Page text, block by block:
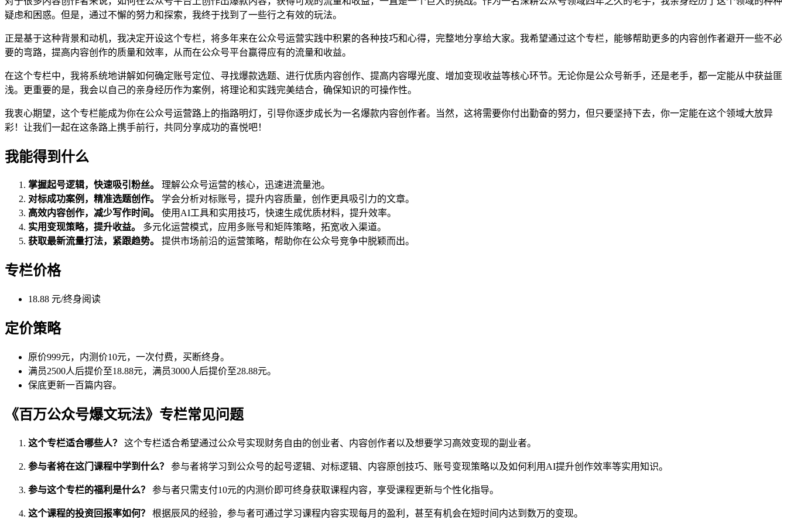
疑虑和困惑。但是，通过不懈的努力和探索，我终于找到了一些行之有效的玩法。
正是基于这种背景和动机，我决定开设这个专栏，将多年来在公众号运营实践中积累的各种技巧和心得，完整地分享给大家。我希望通过这个专栏，能够帮助更多的内容创作者避开一些不必
要的弯路，提高内容创作的质量和效率，从而在公众号平台赢得应有的流量和收益。
在这个专栏中，我将系统地讲解如何确定账号定位、寻找爆款选题、进行优质内容创作、提高内容曝光度、增加变现收益等核心环节。无论你是公众号新手，还是老手，都一定能从中获益匪
浅。更重要的是，我会以自己的亲身经历作为案例，将理论和实践完美结合，确保知识的可操作性。
我衷心期望，这个专栏能成为你在公众号运营路上的指路明灯，引导你逐步成长为一名爆款内容创作者。当然，这将需要你付出勤奋的努力，但只要坚持下去，你一定能在这个领域大放异
彩！让我们一起在这条路上携手前行，共同分享成功的喜悦吧！
我能得到什么
掌握起号逻辑，快速吸引粉丝。
理解公众号运营的核心，迅速进流量池。
对标成功案例，精准选题创作。
学会分析对标账号，提升内容质量，创作更具吸引力的文章。
高效内容创作，减少写作时间。
使用AI工具和实用技巧，快速生成优质材料，提升效率。
实用变现策略，提升收益。
多元化运营模式，应用多账号和矩阵策略，拓宽收入渠道。
获取最新流量打法，紧跟趋势。
提供市场前沿的运营策略，帮助你在公众号竞争中脱颖而出。
专栏价格
18.88 元/终身阅读
定价策略
原价999元，内测价10元，一次付费，买断终身。
满员2500人后提价至18.88元，满员3000人后提价至28.88元。
保底更新一百篇内容。
《百万公众号爆文玩法》专栏常见问题
这个专栏适合哪些人？ 这个专栏适合希望通过公众号实现财务自由的创业者、内容创作者以及想要学习高效变现的副业者。
参与者将在这门课程中学到什么？ 参与者将学习到公众号的起号逻辑、对标逻辑、内容原创技巧、账号变现策略以及如何利用AI提升创作效率等实用知识。
参与这个专栏的福利是什么？ 参与者只需支付10元的内测价即可终身获取课程内容，享受课程更新与个性化指导。
这个课程的投资回报率如何？ 根据辰风的经验，参与者可通过学习课程内容实现每月的盈利，甚至有机会在短时间内达到数万的变现。